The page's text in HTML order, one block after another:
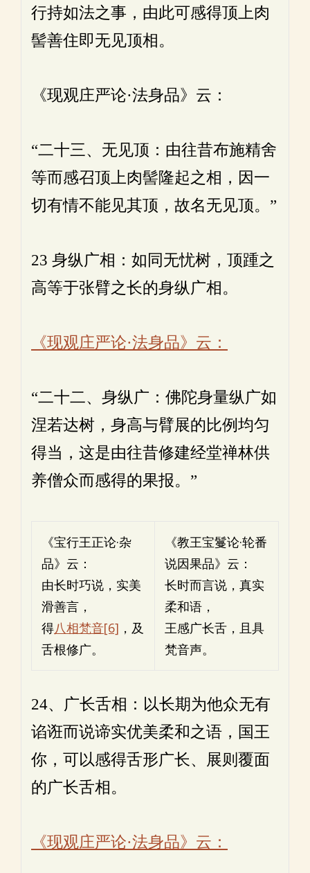
行持如法之事，由此可感得顶上肉
髻善住即无见顶相。
《现观庄严论·法身品》云：
“二十三、无见顶：由往昔布施精舍
等而感召顶上肉髻隆起之相，因一
切有情不能见其顶，故名无见顶。”
23 身纵广相：如同无忧树，顶踵之
高等于张臂之长的身纵广相。
《现观庄严论·法身品》云：
“二十二、身纵广：佛陀身量纵广如
涅若达树，身高与臂展的比例均匀
得当，这是由往昔修建经堂禅林供
养僧众而感得的果报。”
《宝行王正论·杂
品》云：
由长时巧说，实美
滑善言，
得八相梵音[6] ，及
舌根修广。
《教王宝鬘论·轮番
说因果品》云：
长时而言说，真实
柔和语，
王感广长舌，且具
梵音声。
24、广长舌相：以长期为他众无有
谄诳而说谛实优美柔和之语，国王
你，可以感得舌形广长、展则覆面
的广长舌相。
《现观庄严论·法身品》云：